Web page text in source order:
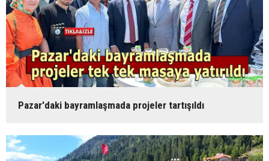
Pazar'daki bayramlaşmada projeler tartışıldı